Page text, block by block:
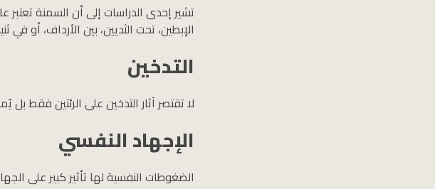
تشير إحدى الدراسات إلى أن السمنة تعتبر
الإبطين، تحت الثديين، بين الأرداف، أو في
التدخين
لا تقتصر آثار التدخين على الرئتين فقط
الإجهاد النفسي
الضغوطات النفسية لها تأثير كبير على